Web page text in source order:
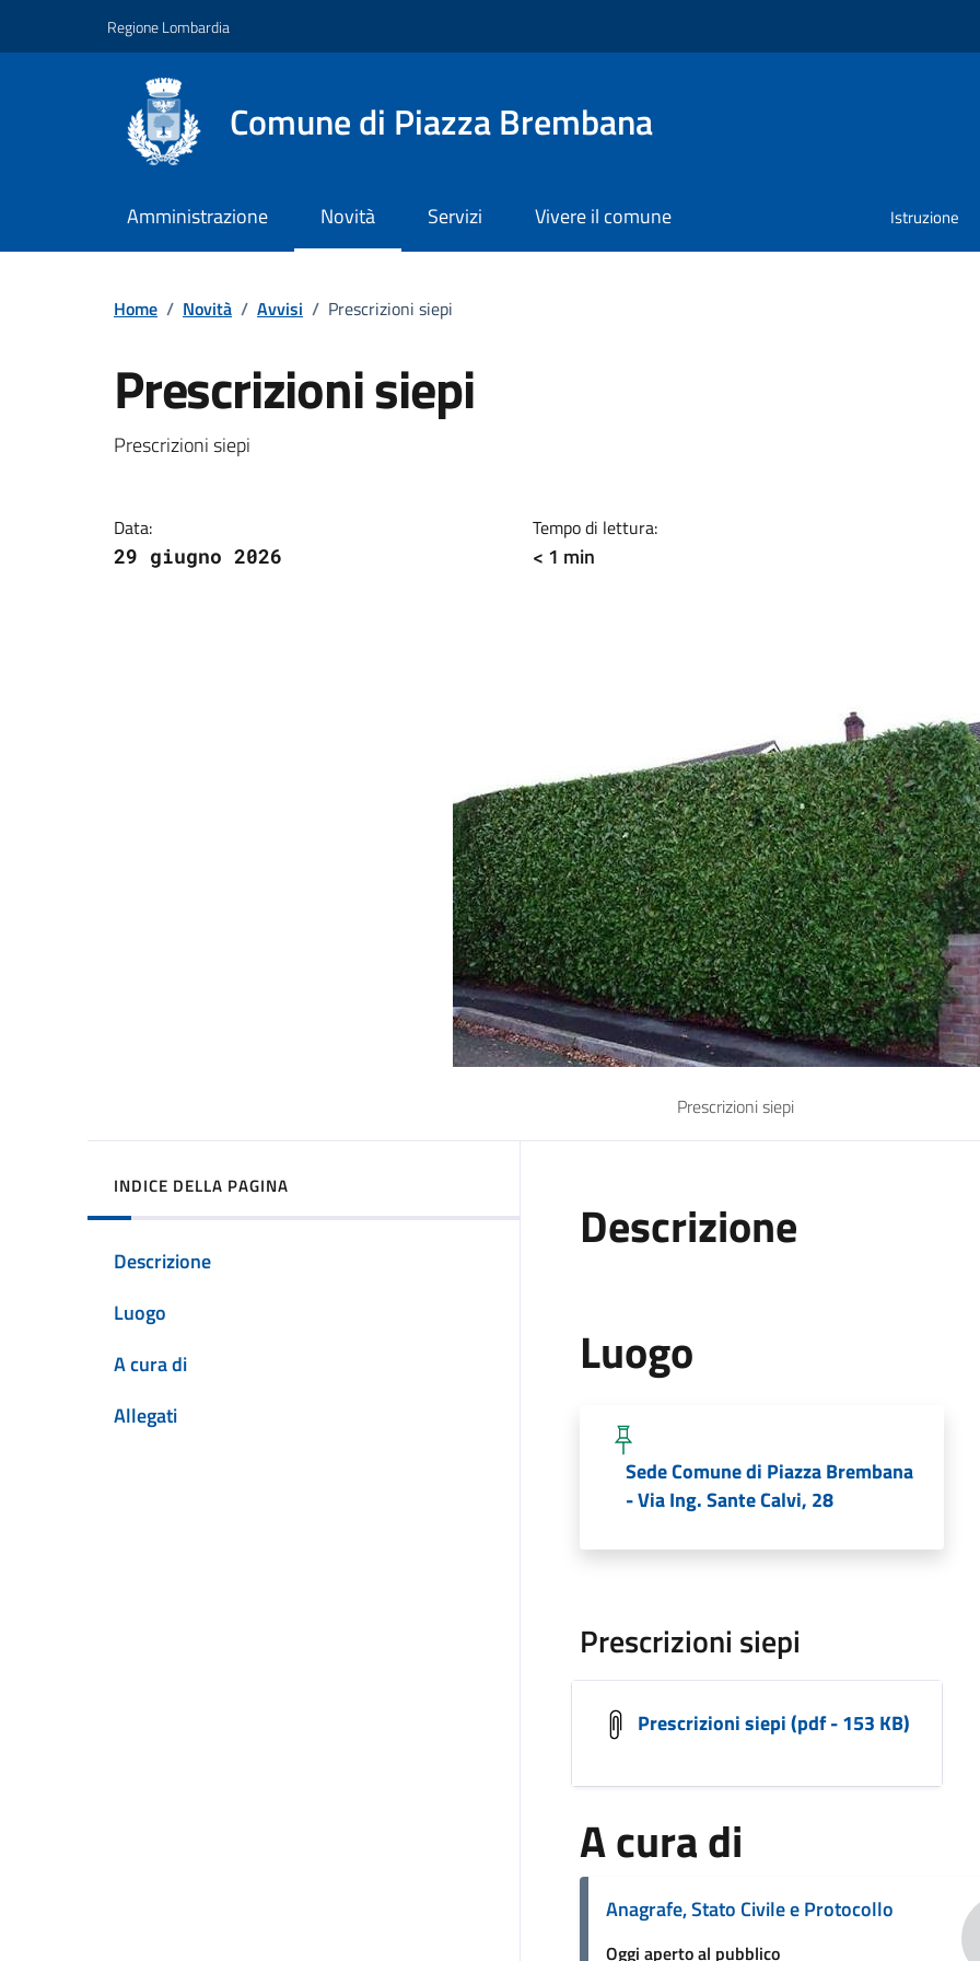
Regione Lombardia
Comune di Piazza Brembana
Amministrazione Novità Servizi Vivere il comune Istruzione
Home / Novità / Avvisi / Prescrizioni siepi
Prescrizioni siepi
Dettagli della notizia
Prescrizioni siepi
Data:
29 giugno 2026
Tempo di lettura:
< 1 min
Prescrizioni siepi
INDICE DELLA PAGINA
Descrizione
Luogo
A cura di
Allegati
Descrizione
Luogo
Sede Comune di Piazza Brembana
- Via Ing. Sante Calvi, 28
Prescrizioni siepi
Prescrizioni siepi (pdf - 153 KB)
A cura di
Anagrafe, Stato Civile e Protocollo
Oggi aperto al pubblico